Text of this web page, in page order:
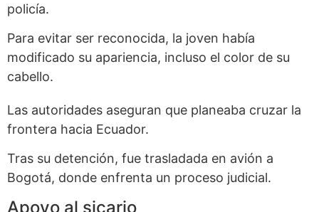
policía.
Para evitar ser reconocida, la joven había
modificado su apariencia, incluso el color de su
cabello.
Las autoridades aseguran que planeaba cruzar la
frontera hacia Ecuador.
Tras su detención, fue trasladada en avión a
Bogotá, donde enfrenta un proceso judicial.
Apoyo al sicario